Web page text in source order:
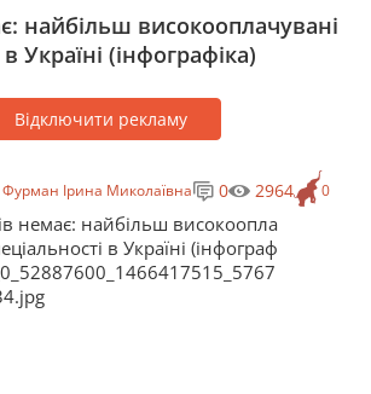
найбільш високооплачувані
Україні (інфографіка)
Відключити рекламу
Фурман Ірина Миколаївна 0
0 2964